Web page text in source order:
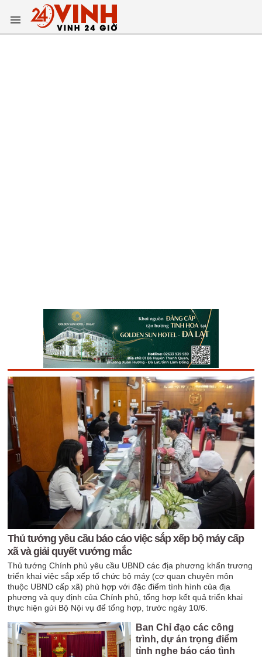
Thủ tướng yêu cầu báo cáo việc sắp xếp bộ máy cấp
xã và giải quyết vướng mắc
Thủ tướng Chính phủ yêu cầu UBND các địa phương khẩn trương
triển khai việc sắp xếp tổ chức bộ máy (cơ quan chuyên môn
thuộc UBND cấp xã) phù hợp với đặc điểm tình hình của địa
phương và quy định của Chính phủ, tổng hợp kết quả triển khai
thực hiện gửi Bộ Nội vụ để tổng hợp, trước ngày 10/6.
Ban Chỉ đạo các công
trình, dự án trọng điểm
tỉnh nghe báo cáo tình